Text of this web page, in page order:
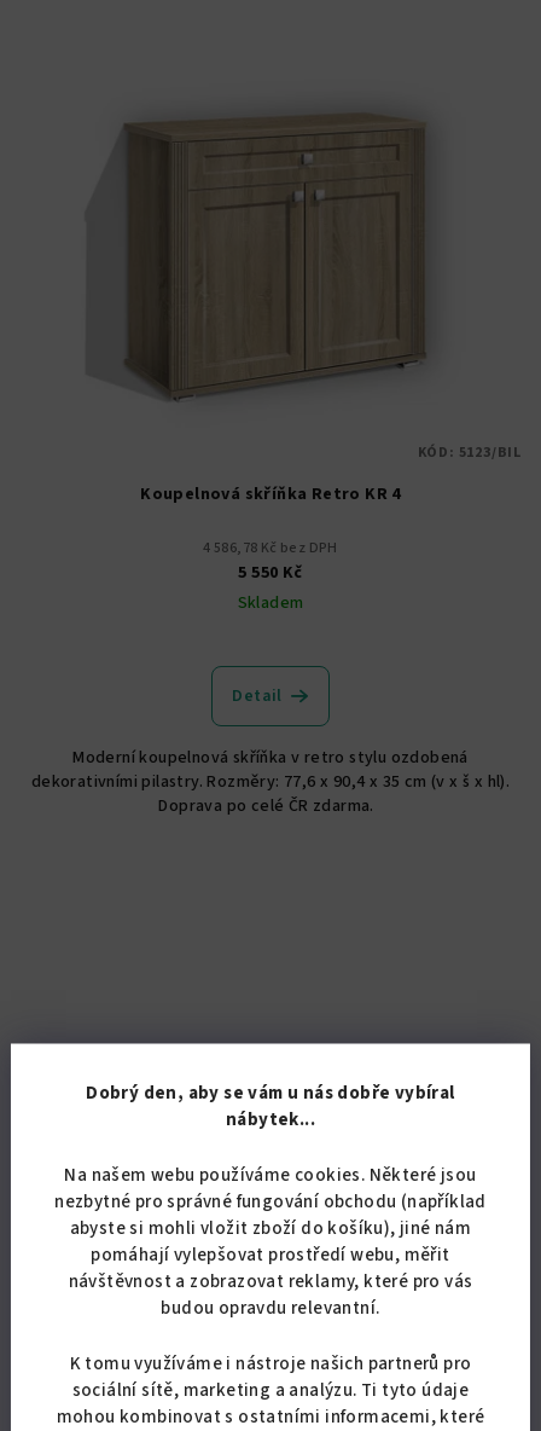
Dobrý den, aby se vám u nás dobře vybíral
nábytek...
Na našem webu používáme cookies. Některé jsou
nezbytné pro správné fungování obchodu (například
abyste si mohli vložit zboží do košíku), jiné nám
pomáhají vylepšovat prostředí webu, měřit
návštěvnost a zobrazovat reklamy, které pro vás
budou opravdu relevantní.
K tomu využíváme i nástroje našich partnerů pro
sociální sítě, marketing a analýzu. Ti tyto údaje
mohou kombinovat s ostatními informacemi, které
Koupelnová skříňka Retro KR 4
4 586,78 Kč bez DPH
5 550 Kč
Skladem
Detail
Moderní koupelnová skříňka v retro stylu ozdobená
dekorativními pilastry. Rozměry: 77,6 x 90,4 x 35 cm (v x š x hl).
Doprava po celé ČR zdarma.
KÓD: 5123/BIL
Koupelnová skříňka Retro KR 6
3 016,53 Kč bez DPH
3 650 Kč
Skladem
KÓD:5135/BIL